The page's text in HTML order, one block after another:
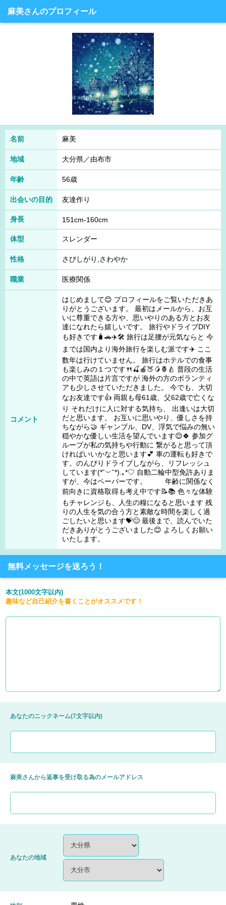
麻美さんのプロフィール
名前 麻美
地域 大分県／由布市
年齢 56歳
出会いの目的 友達作り
身長 151cm-160cm
体型 スレンダー
性格 さびしがり,さわやか
職業 医療関係
コメント
はじめまして😊 プロフィールをご覧いただきあ
りがとうございます。 最初はメールから、お互
いに尊重できる方や、思いやりのある方とお友
達になれたら嬉しいです。 旅行やドライブDIY
も好きです🧳🚗✈️🛠️ 旅行は足腰が元気ならと 今
までは国内より海外旅行を楽しむ派です✈️ ここ
数年は行けていません。 旅行はホテルでの食事
も楽しみの１つです🍴🍒🍎🍑🥭🍍🍐 普段の生活
の中で英語は片言ですが 海外の方のボランティ
アも少しさせていただきました。 今でも、大切
なお友達です👍 両親も母61歳、父62歳で亡くな
り それだけに人に対する気持ち、 出逢いは大切
だと思います。 お互いに思いやり、優しさを持
ちながら🤝 ギャンブル、DV、浮気で悩みの無い
穏やかな優しい生活を望んでいます😌🍀 参加グ
ループが私の気持ちや行動に 繋がると思って頂
ければいいかなと思います💕 車の運転も好きで
す。のんびりドライブしながら、リフレッシュ
しています(⁠*⁠˘⁠︶⁠˘⁠*⁠)⁠.⁠｡⁠*⁠♡ 自動二輪中型免許ありま
すが、今はペーパーです。 年齢に関係なく
前向きに資格取得も考え中です📝📚 色々な体験
もチャレンジも、人生の糧になると思います 残
りの人生を気の合う方と素敵な時間を楽しく過
ごしたいと思います💝😊 最後まで、読んでいた
だきありがとうございました😊 よろしくお願い
いたします。
無料メッセージを送ろう！
本文(1000文字以内)
趣味など自己紹介を書くことがオススメです！
あなたのニックネーム(7文字以内)
麻美さんから返事を受け取る為のメールアドレス
あなたの地域